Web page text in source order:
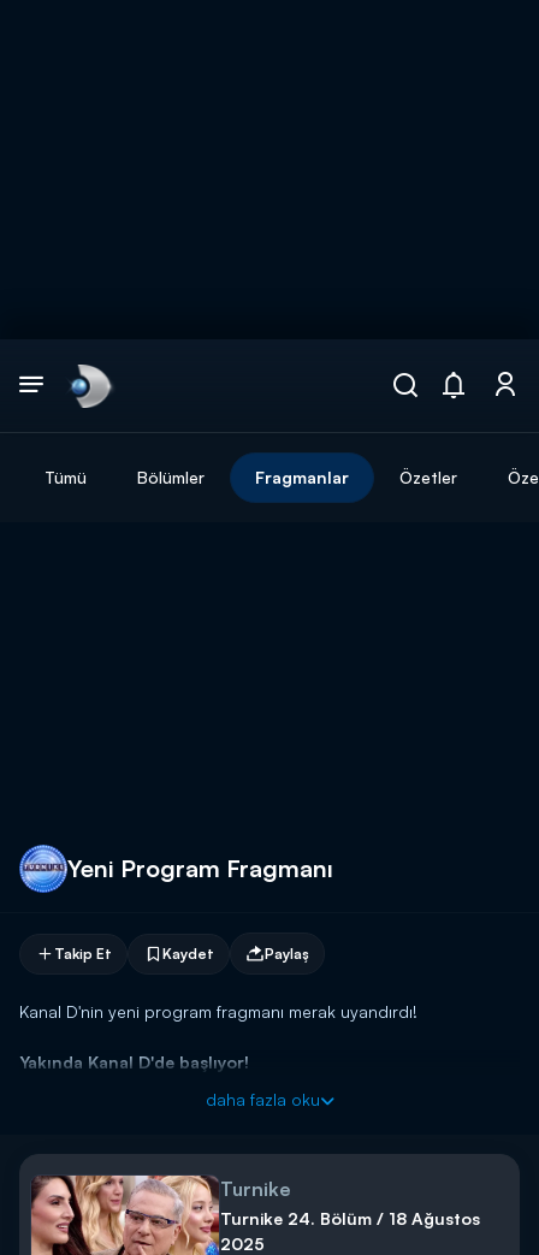
Tümü Bölümler Fragmanlar Özetler
Yeni Program Fragmanı
Takip Et Kaydet Paylaş
Kanal D'nin yeni program fragmanı merak uyandırdı!
Yakında Kanal D'de başlıyor!
daha fazla oku
Turnike
Turnike 24. Bölüm / 18 Ağustos
2025